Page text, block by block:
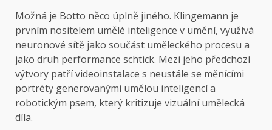
Možná je Botto něco úplně jiného. Klingemann je
prvním nositelem umělé inteligence v umění, využívá
neuronové sítě jako součást uměleckého procesu a
jako druh performance schtick. Mezi jeho předchozí
výtvory patří videoinstalace s neustále se měnícími
portréty generovanými umělou inteligencí a
robotickým psem, který kritizuje vizuální umělecká
díla.